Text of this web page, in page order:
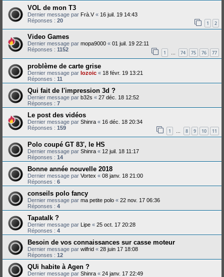
VOL de mon T3
Dernier message par Frà.V« 16 juil. 19 14:43
Réponses : 20 1 2
Video Games
Dernier message par mopa9000 « 01 juil. 19 22:11
Réponses : 1152 1 … 74 75 76 77
problème de carte grise
Dernier message par lozoic « 18 févr. 19 13:21
Réponses : 11
Qui fait de l'impression 3d ?
Dernier message par b32s « 27 déc. 18 12:52
Réponses : 7
Le post des vidéos
Dernier message par Shinra « 16 déc. 18 20:34
Réponses : 159 1 … 8 9 10 11
Polo coupé GT 83', le HS
Dernier message par Shinra « 12 juil. 18 11:17
Réponses : 14
Bonne année nouvelle 2018
Dernier message par Vortex « 08 janv. 18 21:00
Réponses : 6
conseils polo fancy
Dernier message par ma petite polo « 22 nov. 17 06:36
Réponses : 4
Tapatalk ?
Dernier message par Lipe « 25 oct. 17 20:28
Réponses : 4
Besoin de vos connaissances sur casse moteur
Dernier message par wilfrid « 28 juin 17 18:08
Réponses : 12
QUi habite à Agen ?
Dernier message par Shinra « 24 janv. 17 22:49